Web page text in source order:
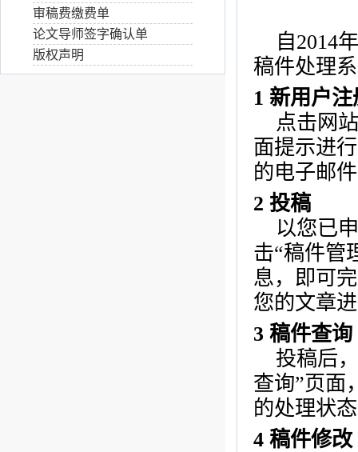
审稿费缴费单
论文导师签字确认单
版权声明
自2014年
稿件处理
1 新用户注
点击网
面提示进
的电子邮
2 投稿
以您已
击“稿件管
息，即可
您的文章
3 稿件查询
投稿后
查询”页面
的处理状
4 稿件修改